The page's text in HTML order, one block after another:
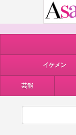
イケメン
芸能